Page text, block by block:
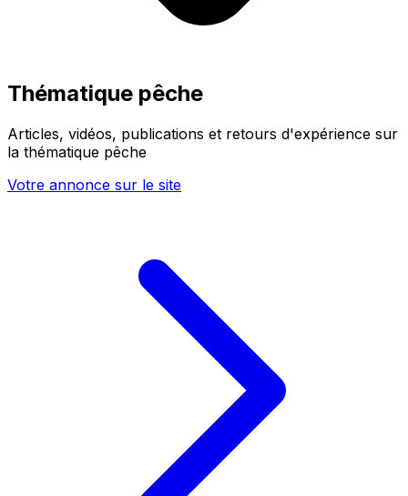
Thématique pêche
Articles, vidéos, publications et retours d'expérience sur
la thématique pêche
Votre annonce sur le site